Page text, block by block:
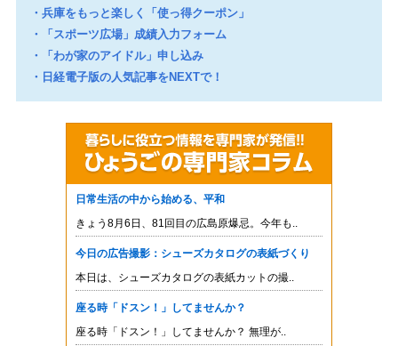
兵庫をもっと楽しく「使っ得クーポン」
「スポーツ広場」成績入力フォーム
「わが家のアイドル」申し込み
日経電子版の人気記事をNEXTで！